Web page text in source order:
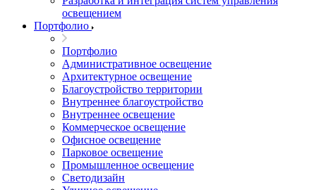
освещением
Портфолио
Портфолио
Административное освещение
Архитектурное освещение
Благоустройство территории
Внутреннее благоустройство
Внутреннее освещение
Коммерческое освещение
Офисное освещение
Парковое освещение
Промышленное освещение
Светодизайн